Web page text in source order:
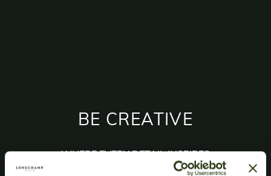
BE CREATIVE
WHERE EVERY DETAIL INSPIRES